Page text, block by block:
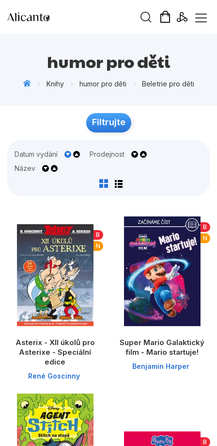
Tipy redakce
Dárkové publikace
Dárkové zboží
Hobby
Jazyky
Kalendáře
Komiks
Křížovky
Kuchařky
Počítače
Poezie
Populárně - naučná pro dospělé
Populárně - naučné pro děti
humor pro děti
Knihy humor pro děti Beletrie pro děti
Filtrujte
Datum vydání
Prodejnost
Název
B
N
Asterix - XII úkolů pro
Asterixe - Speciální
edice
René Goscinny
B
N
Super Mario Galaktický
film - Mario startuje!
Benjamin Harper
B